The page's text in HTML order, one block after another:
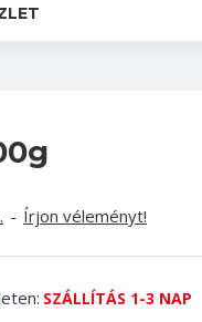
- Írjon véleményt!
SZÁLLÍTÁS 1-3 NAP